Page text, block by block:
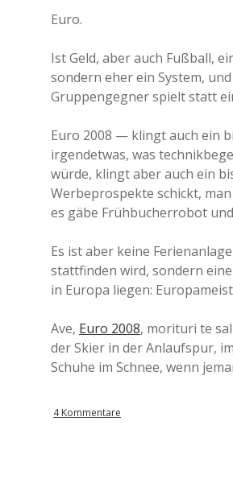
Euro.
Ist Geld, aber auch Fußball,
sondern eher ein System,
Gruppengegner spielt statt
Euro 2008 — klingt auch ein
irgendetwas, was
würde, klingt aber auch ein
Werbeprospekte schickt,
es gäbe Frühbucherrobot
Es ist aber keine
stattfinden wird, sondern
in Europa liegen:
Ave, Euro 2008, morituri te
der Skier in der Anlaufspur,
Schuhe im Schnee, wenn
4 Kommentare